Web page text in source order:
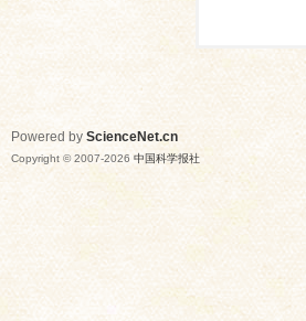
Powered by ScienceNet.cn
Copyright © 2007-2026 中国科学报社